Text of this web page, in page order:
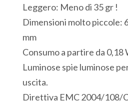
Modbus/ASCII
1
Porta
USB
Modbus
quantità
Leggero: Meno di 35 gr !
Dimensioni molto piccole:
mm
Consumo a partire da 0,18
Luminose spie luminose
uscita.
Direttiva EMC 2004/108/